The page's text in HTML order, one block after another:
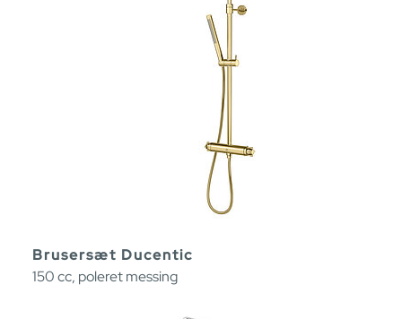
Brusersæt Ducentic
150 cc, poleret messing